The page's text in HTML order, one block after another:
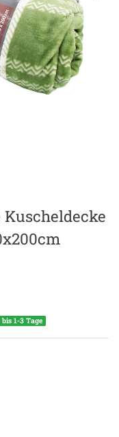
1-3 Tage